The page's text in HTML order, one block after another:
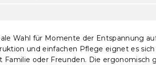
Wahl für Momente der Entspannung
und einfachen Pflege eignet es
Familie oder Freunden. Die ergonomisch